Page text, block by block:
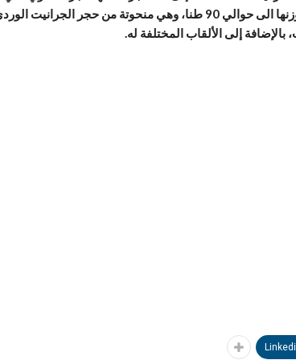
بن” (هريم)، حيث يبلغ ارتفاعها مكتملة بعد تجميعها حوالي 19 مترا ويصل وزنها الى حوالي 90 طنا، وهي منحوتة من حجر
إلى الألقاب المختلفة له.